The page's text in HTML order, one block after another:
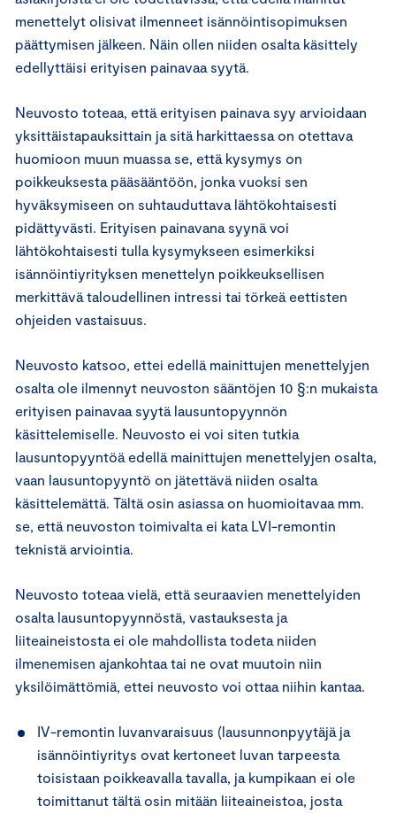
menettelyt olisivat ilmenneet isännöintisopimuksen
päättymisen jälkeen. Näin ollen niiden osalta käsittely
edellyttäisi erityisen painavaa syytä.
Neuvosto toteaa, että erityisen painava syy arvioidaan
yksittäistapauksittain ja sitä harkittaessa on otettava
huomioon muun muassa se, että kysymys on
poikkeuksesta pääsääntöön, jonka vuoksi sen
hyväksymiseen on suhtauduttava lähtökohtaisesti
pidättyvästi. Erityisen painavana syynä voi
lähtökohtaisesti tulla kysymykseen esimerkiksi
isännöintiyrityksen menettelyn poikkeuksellisen
merkittävä taloudellinen intressi tai törkeä eettisten
ohjeiden vastaisuus.
Neuvosto katsoo, ettei edellä mainittujen menettelyjen
osalta ole ilmennyt neuvoston sääntöjen 10 §:n mukaista
erityisen painavaa syytä lausuntopyynnön
käsittelemiselle. Neuvosto ei voi siten tutkia
lausuntopyyntöä edellä mainittujen menettelyjen osalta,
vaan lausuntopyyntö on jätettävä niiden osalta
käsittelemättä. Tältä osin asiassa on huomioitavaa mm.
se, että neuvoston toimivalta ei kata LVI-remontin
teknistä arviointia.
Neuvosto toteaa vielä, että seuraavien menettelyiden
osalta lausuntopyynnöstä, vastauksesta ja
liiteaineistosta ei ole mahdollista todeta niiden
ilmenemisen ajankohtaa tai ne ovat muutoin niin
yksilöimättömiä, ettei neuvosto voi ottaa niihin kantaa.
IV-remontin luvanvaraisuus (lausunnonpyytäjä ja
isännöintiyritys ovat kertoneet luvan tarpeesta
toisistaan poikkeavalla tavalla, ja kumpikaan ei ole
toimittanut tältä osin mitään liiteaineistoa, josta